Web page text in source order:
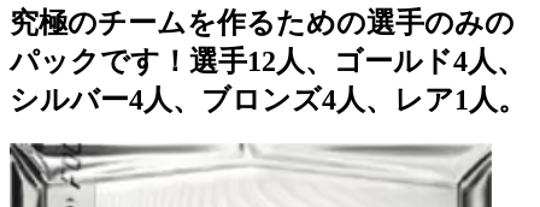
究極のチームを作るための選手のみの
パックです！選手12人、ゴールド4人、
シルバー4人、ブロンズ4人、レア1人。